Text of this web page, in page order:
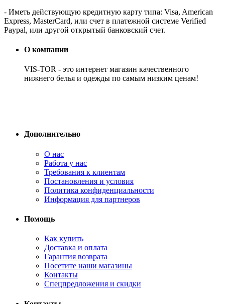
- Иметь действующую кредитную карту типа: Visa, American
Express, MasterCard, или счет в платежной системе Verified
Paypal, или другой открытый банковский счет.
О компании
VIS-TOR - это интернет магазин качественного
нижнего белья и одежды по самым низким ценам!
Дополнительно
О нас
Работа у нас
Требования к клиентам
Постановления и условия
Политика конфиденциальности
Информация для партнеров
Помощь
Как купить
Доставка и оплата
Гарантия возврата
Посетите наши магазины
Контакты
Спецпредложения и скидки